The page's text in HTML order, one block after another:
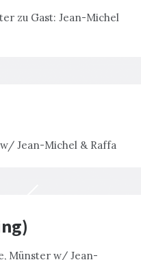
zu Gast: Jean-Michel
w/ Jean-Michel & Raffa
Münster w/ Jean-